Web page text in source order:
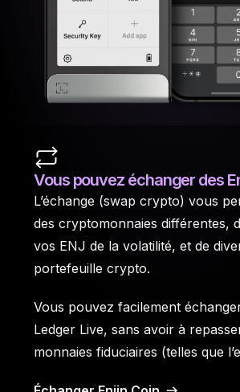
Vous pouvez échanger des
L’échange (swap crypto) vous
des cryptomonnaies différentes,
vos ENJ de la volatilité, et de
portefeuille crypto.
Vous pouvez facilement
Ledger Live, sans avoir à
monnaies fiduciaires (telles que